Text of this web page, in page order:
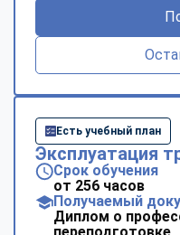
Есть учебный план
Эксплуатация
Срок обучения
от 256 часов
Получаемый
Диплом о
Свяжитесь с нами
Telegram
Vkontakte
Max